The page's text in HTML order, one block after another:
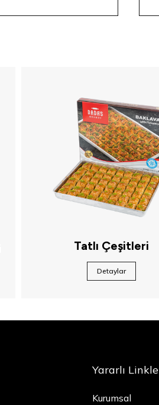
Tatlı Çeşitleri
Detaylar
Yararlı
Kurumsal